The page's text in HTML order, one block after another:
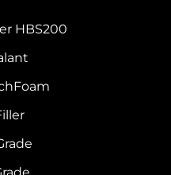
HBS200